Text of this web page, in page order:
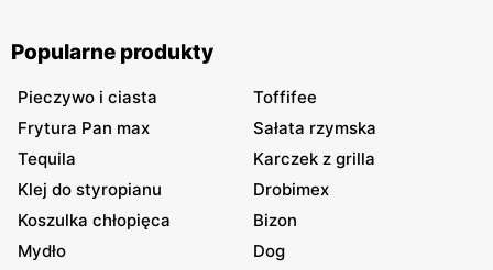
Popularne produkty
Pieczywo i ciasta
Toffifee
Frytura Pan max
Sałata rzymska
Tequila
Karczek z grilla
Klej do styropianu
Drobimex
Koszulka chłopięca
Bizon
Mydło
Dog